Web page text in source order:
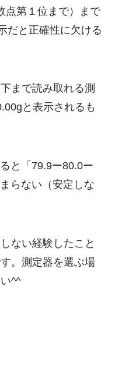
点第１位まで）まで
だと正確性に欠ける
まで読み取れる測
と表示されるも
と「79.9ー80.0ー
らない（安定しな
ない経験したこと
。測定器を選ぶ場
^^